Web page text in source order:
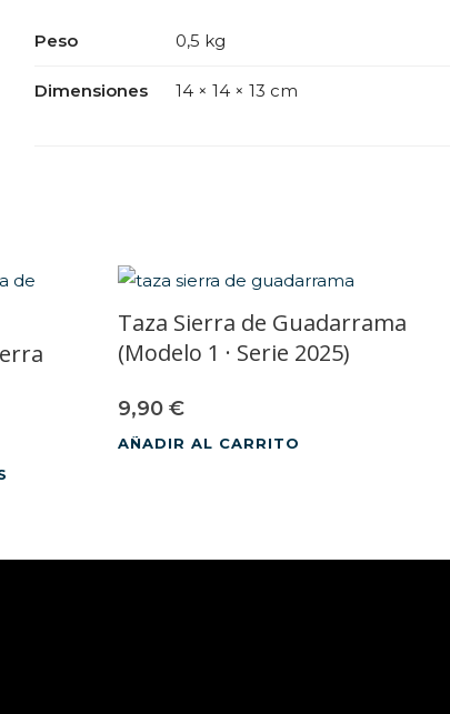
Peso 0,5 kg
Dimensiones 14 × 14 × 13 cm
Taza Sierra de Guadarrama
(Modelo 1 · Serie 2025)
9,90 €
AÑADIR AL CARRITO